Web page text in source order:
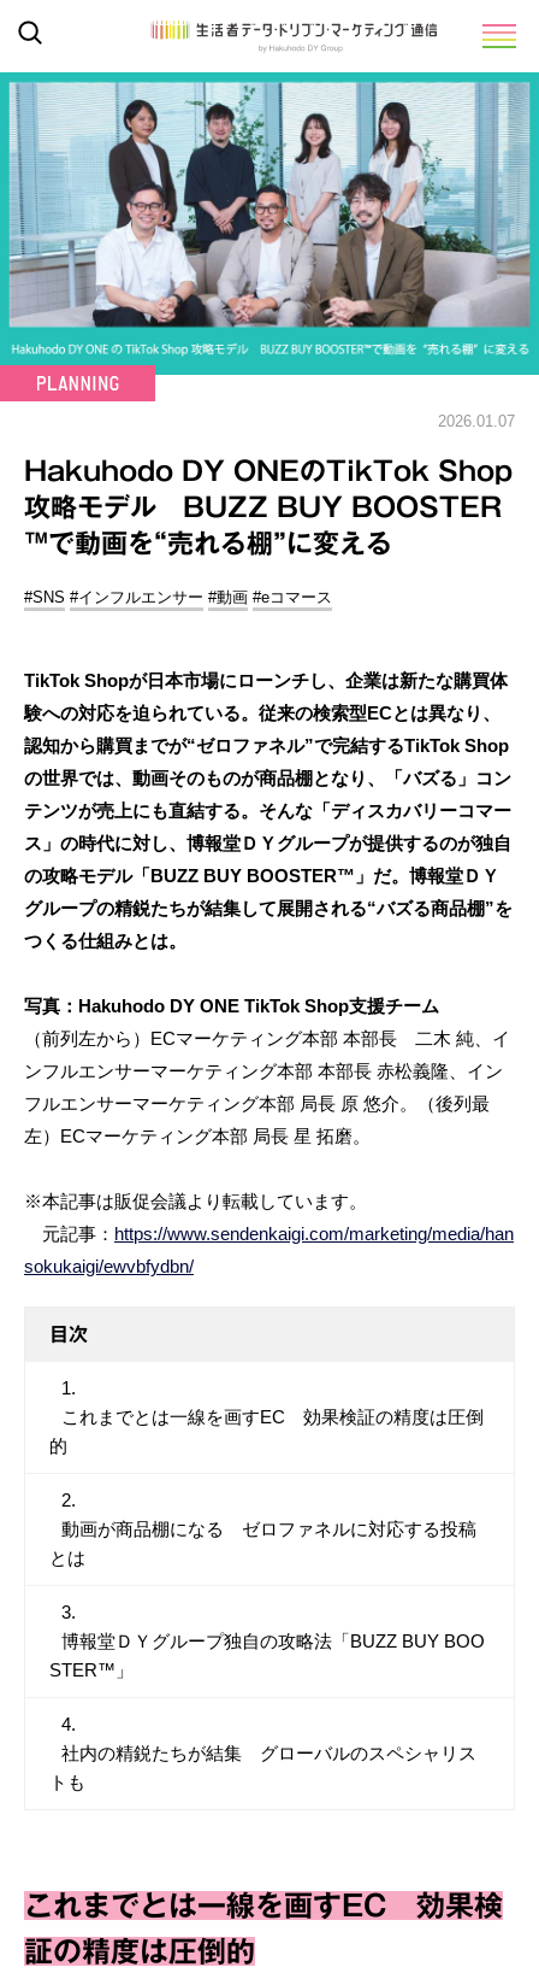
2026.01.07
Hakuhodo DY ONEのTikTok Shop
攻略モデル BUZZ BUY BOOSTER
™で動画を“売れる棚”に変える
#SNS #インフルエンサー #動画 #eコマース
TikTok Shopが日本市場にローンチし、企業は新たな購買体
験への対応を迫られている。従来の検索型ECとは異なり、
認知から購買までが“ゼロファネル”で完結するTikTok Shop
の世界では、動画そのものが商品棚となり、「バズる」コン
テンツが売上にも直結する。そんな「ディスカバリーコマー
ス」の時代に対し、博報堂ＤＹグループが提供するのが独自
の攻略モデル「BUZZ BUY BOOSTER™」だ。博報堂ＤＹ
グループの精鋭たちが結集して展開される“バズる商品棚”を
つくる仕組みとは。
写真：Hakuhodo DY ONE TikTok Shop支援チーム
（前列左から）ECマーケティング本部 本部長 二木 純、イ
ンフルエンサーマーケティング本部 本部長 赤松義隆、イン
フルエンサーマーケティング本部 局長 原 悠介。（後列最
左）ECマーケティング本部 局長 星 拓磨。
※本記事は販促会議より転載しています。
元記事： https://www.sendenkaigi.com/marketing/media/han
sokukaigi/ewvbfydbn/
目次
これまでとは一線を画すEC 効果検証の精度は圧倒
的
動画が商品棚になる ゼロファネルに対応する投稿
とは
博報堂ＤＹグループ独自の攻略法「BUZZ BUY BOO
STER™」
社内の精鋭たちが結集 グローバルのスペシャリス
トも
これまでとは一線を画すEC 効果検
証の精度は圧倒的